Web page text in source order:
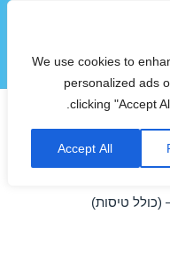
We use cookies to
personalized ads
clicking "Accept
Accept All
תפריטים
ווידג'טים
אילת –
(כולל טיסות)